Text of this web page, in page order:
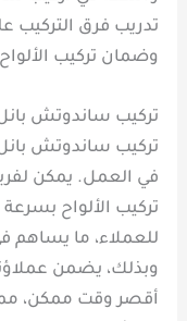
تدريب فرق التركيب
وضمان تركيب
تركيب ساندوتش
تركيب ساندوتش
في العمل. يمكن
تركيب الألواح
للعملاء، ما يساهم
وبذلك، يضمن
أقصر وقت ممكن،